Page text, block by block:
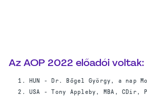
Az AOP 2022 előadói voltak:
HUN - Dr. Bőgel György, a nap
USA - Tony Appleby, MBA, CDir,